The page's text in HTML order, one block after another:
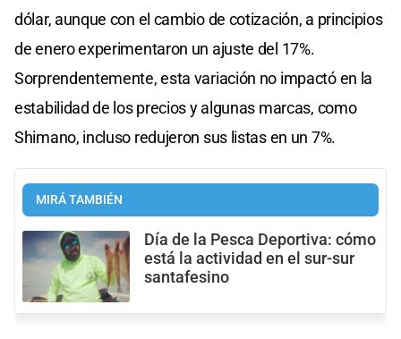
dólar, aunque con el cambio de cotización, a principios
de enero experimentaron un ajuste del 17%.
Sorprendentemente, esta variación no impactó en la
estabilidad de los precios y algunas marcas, como
Shimano, incluso redujeron sus listas en un 7%.
MIRÁ TAMBIÉN
Día de la Pesca Deportiva: cómo
está la actividad en el sur-sur
santafesino